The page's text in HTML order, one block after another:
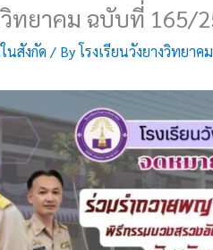
วิทยาคม ฉบับที่ 165/
นสังกัด / Byโรงเรียนวังยางวิทยาค